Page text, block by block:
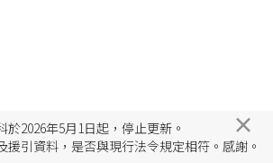
於2026年5月1日起，停止更新。
援引資料，是否與現行法令規定相符。感謝。
×